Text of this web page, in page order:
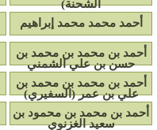
الشحنة)
أحمد محمد محمد إبراهيم
أحمد بن محمد بن محمد بن
حسن بن علي الشمني
أحمد بن محمد بن محمد بن
علي بن عمر (السفيري)
أحمد بن محمد بن محمود بن
سعيد الغزنوي